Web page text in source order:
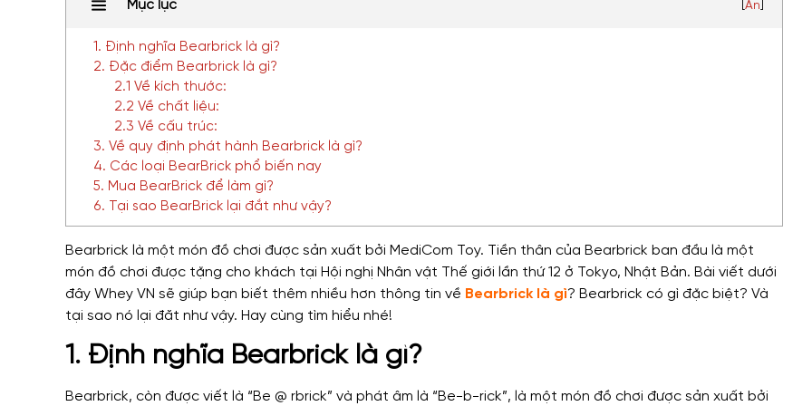
Mục lục Ẩn
1. Định nghĩa Bearbrick là gì?
2. Đặc điểm Bearbrick là gì?
2.1 Về kích thước:
2.2 Về chất liệu:
2.3 Về cấu trúc:
3. Về quy định phát hành Bearbrick là gì?
4. Các loại BearBrick phổ biến nay
5. Mua BearBrick để làm gì?
6. Tại sao BearBrick lại đắt như vậy?
Bearbrick là một món đồ chơi được sản xuất bởi MediCom Toy. Tiền thân của Bearbrick ban đầu là một
món đồ chơi được tặng cho khách tại Hội nghị Nhân vật Thế giới lần thứ 12 ở Tokyo, Nhật Bản. Bài viết dưới
đây Whey VN sẽ giúp bạn biết thêm nhiều hơn thông tin về Bearbrick là gì? Bearbrick có gì đặc biệt? Và
tại sao nó lại đăt như vậy. Hay cùng tìm hiểu nhé!
1. Định nghĩa Bearbrick là gì?
Bearbrick, còn được viết là “Be @ rbrick” và phát âm là “Be-b-rick”, là một món đồ chơi được sản xuất bởi